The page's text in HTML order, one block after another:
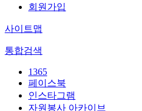
회원가입
사이트맵
통합검색
1365
페이스북
인스타그램
자원봉사 아카이브